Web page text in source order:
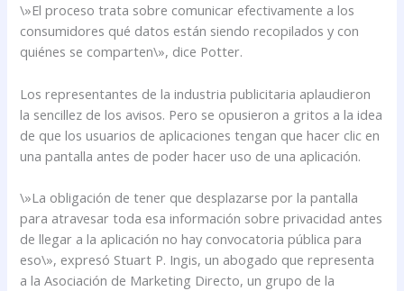
\»El proceso trata sobre comunicar efectivamente a los
consumidores qué datos están siendo recopilados y con
quiénes se comparten\», dice Potter.
Los representantes de la industria publicitaria aplaudieron
la sencillez de los avisos. Pero se opusieron a gritos a la idea
de que los usuarios de aplicaciones tengan que hacer clic en
una pantalla antes de poder hacer uso de una aplicación.
\»La obligación de tener que desplazarse por la pantalla
para atravesar toda esa información sobre privacidad antes
de llegar a la aplicación no hay convocatoria pública para
eso\», expresó Stuart P. Ingis, un abogado que representa
a la Asociación de Marketing Directo, un grupo de la